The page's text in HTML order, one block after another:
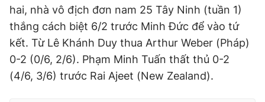
hai, nhà vô địch đơn nam 25 Tây Ninh (tuần 1)
thắng cách biệt 6/2 trước Minh Đức để vào tứ
kết. Từ Lê Khánh Duy thua Arthur Weber (Pháp)
0-2 (0/6, 2/6). Phạm Minh Tuấn thất thủ 0-2
(4/6, 3/6) trước Rai Ajeet (New Zealand).